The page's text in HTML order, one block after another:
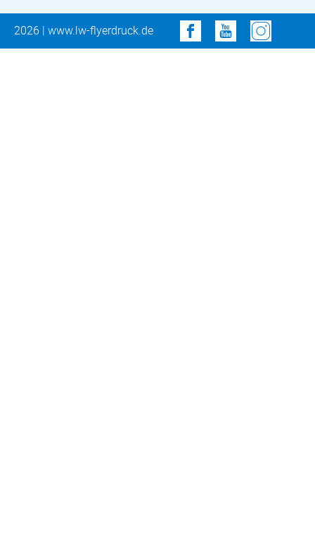
2026 | www.lw-flyerdruck.de